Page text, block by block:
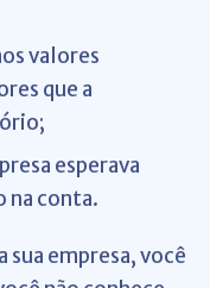
valores
que a
esperava
na conta.
sua empresa, você